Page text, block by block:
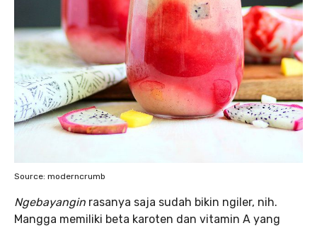
Source: moderncrumb
Ngebayangin rasanya saja sudah bikin ngiler, nih.
Mangga memiliki beta karoten dan vitamin A yang